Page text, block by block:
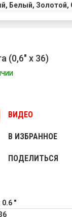
Белый,
(0,6" х 36)
ВИДЕО
В ИЗБРАННОЕ
ПОДЕЛИТЬСЯ
0.6 "